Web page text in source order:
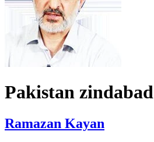
Pakistan zindabad
Ramazan Kayan